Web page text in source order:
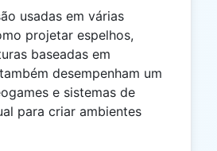
usadas em várias
projetar espelhos,
baseadas em
desempenham um
e sistemas de
para criar ambientes